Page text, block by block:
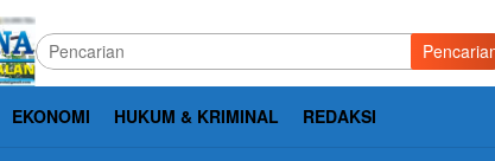
EKONOMI HUKUM & KRIMINAL REDAKSI